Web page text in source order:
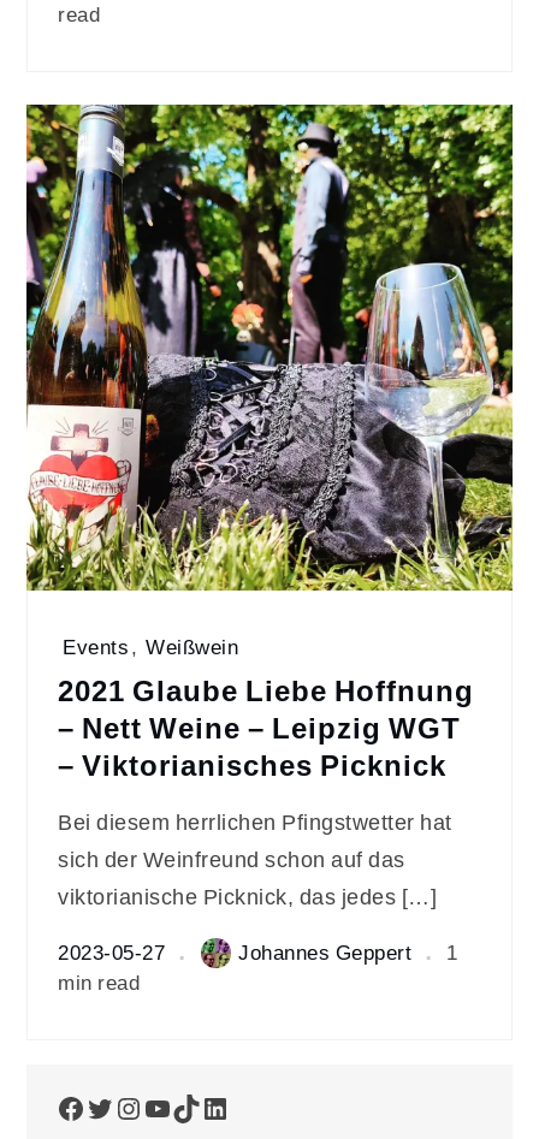
read
Events, Weißwein
2021 Glaube Liebe Hoffnung
– Nett Weine – Leipzig WGT
– Viktorianisches Picknick
Bei diesem herrlichen Pfingstwetter hat
sich der Weinfreund schon auf das
viktorianische Picknick, das jedes […]
2023-05-27 Johannes Geppert
1
min read
Facebook
Twitter
Instagram
YouTube
TikTokLinkedIn